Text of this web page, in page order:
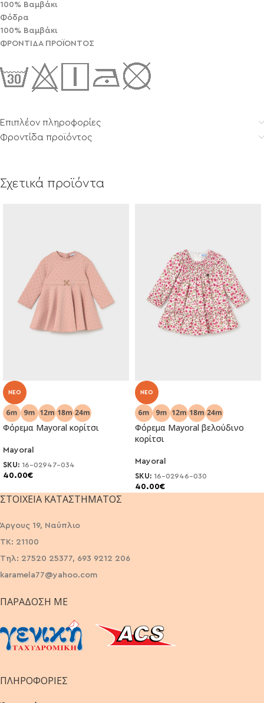
100% Βαμβάκι
Φόδρα
100% Βαμβάκι
ΦΡΟΝΤΙΔΑ ΠΡΟΪΟΝΤΟΣ
Επιπλέον πληροφορίες
Φροντίδα προϊόντος
Σχετικά προϊόντα
NEO
Φόρεμα Mayoral κορίτσι
Mayoral
SKU: 16-02947-034
40.00€
NEO
Φόρεμα Mayoral βελούδινο
κορίτσι
Mayoral
SKU: 16-02946-030
40.00€
ΣΤΟΙΧΕΊΑ ΚΑΤΑΣΤΉΜΑΤΟΣ
Άργους 19, Ναύπλιο
ΤΚ: 21100
Τηλ: 27520 25377, 693 9212 206
karamela77@yahoo.com
ΠΑΡΆΔΟΣΗ ΜΕ
ΠΛΗΡΟΦΟΡΙΕΣ